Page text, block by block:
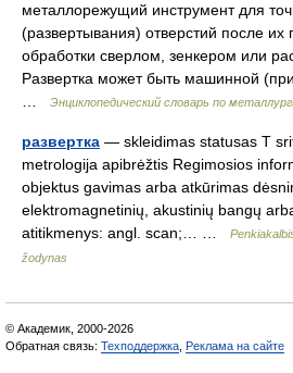
металлорежущий инструмент для
(развертывания) отверстий после их
обработки сверлом, зенкером или
Развертка может быть машинной
Энциклопедический словарь по
развертка — skleidimas statusas T
metrologija apibrėžtis Regimosios
objektus gavimas arba atkūrimas
elektromagnetinių, akustinių bangų
atitikmenys: angl. scan;… …
žodynas
© Академик, 2000-2026
Обратная связь: Техподдержка Реклама на сайте